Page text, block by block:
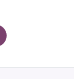
Romalıların
Kelt